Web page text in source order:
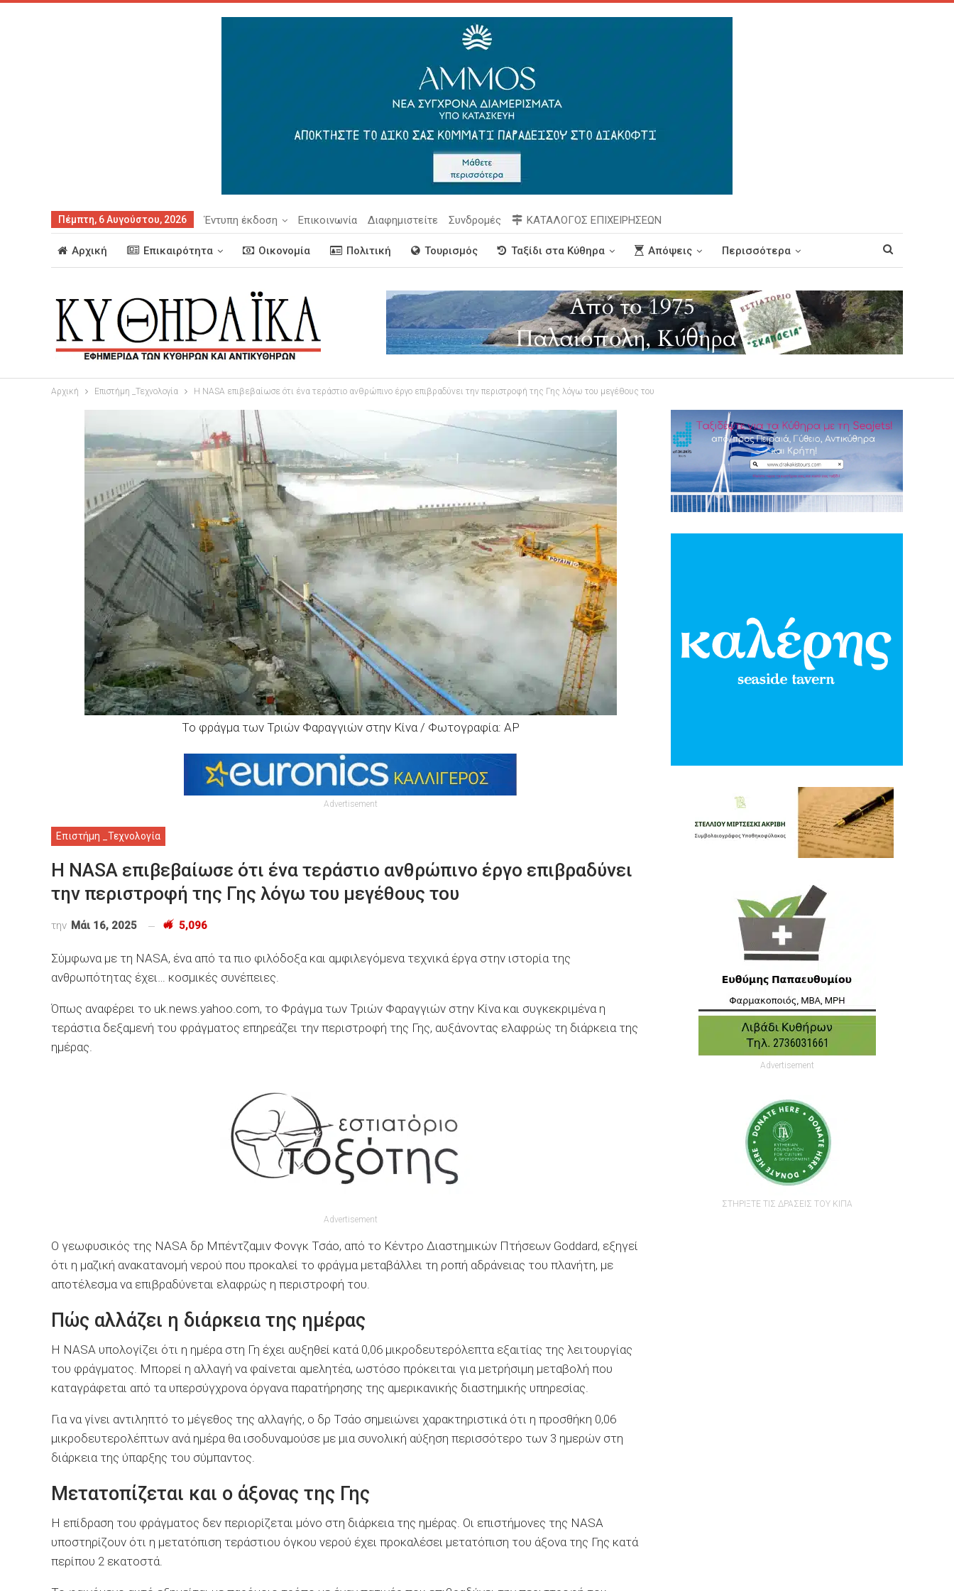
Πέμπτη, 6 Αυγούστου, 2026 Έντυπη έκδοση Επικοινωνία Διαφημιστείτε Συνδρομές ΚΑΤΑΛΟΓΟΣ ΕΠΙΧΕΙΡΗΣΕΩΝ
Αρχική Επικαιρότητα Οικονομία Πολιτική Τουρισμός Ταξίδι στα Κύθηρα Απόψεις Περισσότερα
Αρχική Επιστήμη _Τεχνολογία Η NASA επιβεβαίωσε ότι ένα τεράστιο ανθρώπινο έργο επιβραδύνει την περιστροφή της Γης λόγω του μεγέθους του
Το φράγμα των Τριών Φαραγγιών στην Κίνα / Φωτογραφία: AP
Advertisement
Επιστήμη _Τεχνολογία
Η NASA επιβεβαίωσε ότι ένα τεράστιο ανθρώπινο έργο επιβραδύνει
την περιστροφή της Γης λόγω του μεγέθους του
την Μάι 16, 2025 5,096
Σύμφωνα με τη NASA, ένα από τα πιο φιλόδοξα και αμφιλεγόμενα τεχνικά έργα στην ιστορία της
ανθρωπότητας έχει… κοσμικές συνέπειες.
Όπως αναφέρει το uk.news.yahoo.com, το Φράγμα των Τριών Φαραγγιών στην Κίνα και συγκεκριμένα η
τεράστια δεξαμενή του φράγματος επηρεάζει την περιστροφή της Γης, αυξάνοντας ελαφρώς τη διάρκεια της
ημέρας.
Advertisement
Ο γεωφυσικός της NASA δρ Μπέντζαμιν Φονγκ Τσάο, από το Κέντρο Διαστημικών Πτήσεων Goddard, εξηγεί
ότι η μαζική ανακατανομή νερού που προκαλεί το φράγμα μεταβάλλει τη ροπή αδράνειας του πλανήτη, με
αποτέλεσμα να επιβραδύνεται ελαφρώς η περιστροφή του.
Πώς αλλάζει η διάρκεια της ημέρας
Η NASA υπολογίζει ότι η ημέρα στη Γη έχει αυξηθεί κατά 0,06 μικροδευτερόλεπτα εξαιτίας της λειτουργίας
του φράγματος. Μπορεί η αλλαγή να φαίνεται αμελητέα, ωστόσο πρόκειται για μετρήσιμη μεταβολή που
καταγράφεται από τα υπερσύγχρονα όργανα παρατήρησης της αμερικανικής διαστημικής υπηρεσίας.
Για να γίνει αντιληπτό το μέγεθος της αλλαγής, ο δρ Τσάο σημειώνει χαρακτηριστικά ότι η προσθήκη 0,06
μικροδευτερολέπτων ανά ημέρα θα ισοδυναμούσε με μια συνολική αύξηση περισσότερο των 3 ημερών στη
διάρκεια της ύπαρξης του σύμπαντος.
Μετατοπίζεται και ο άξονας της Γης
Η επίδραση του φράγματος δεν περιορίζεται μόνο στη διάρκεια της ημέρας. Οι επιστήμονες της NASA
υποστηρίζουν ότι η μετατόπιση τεράστιου όγκου νερού έχει προκαλέσει μετατόπιση του άξονα της Γης κατά
περίπου 2 εκατοστά.
Advertisement
ΣΤΗΡΙΞΤΕ ΤΙΣ ΔΡΑΣΕΙΣ ΤΟΥ ΚΙΠΑ